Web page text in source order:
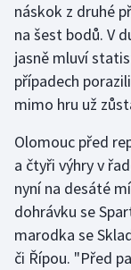
náskok z druhé
na šest bodů. V
jasně mluví
případech
mimo hru už
Olomouc před
a čtyři výhry v
nyní na desáté
dohrávku se
marodka se
či Řípou. "Před